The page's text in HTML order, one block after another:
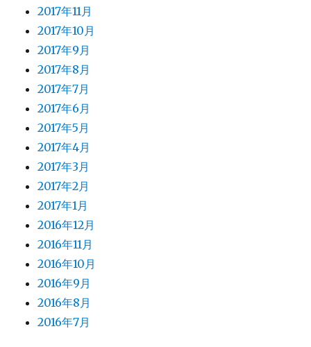
2017年11月
2017年10月
2017年9月
2017年8月
2017年7月
2017年6月
2017年5月
2017年4月
2017年3月
2017年2月
2017年1月
2016年12月
2016年11月
2016年10月
2016年9月
2016年8月
2016年7月